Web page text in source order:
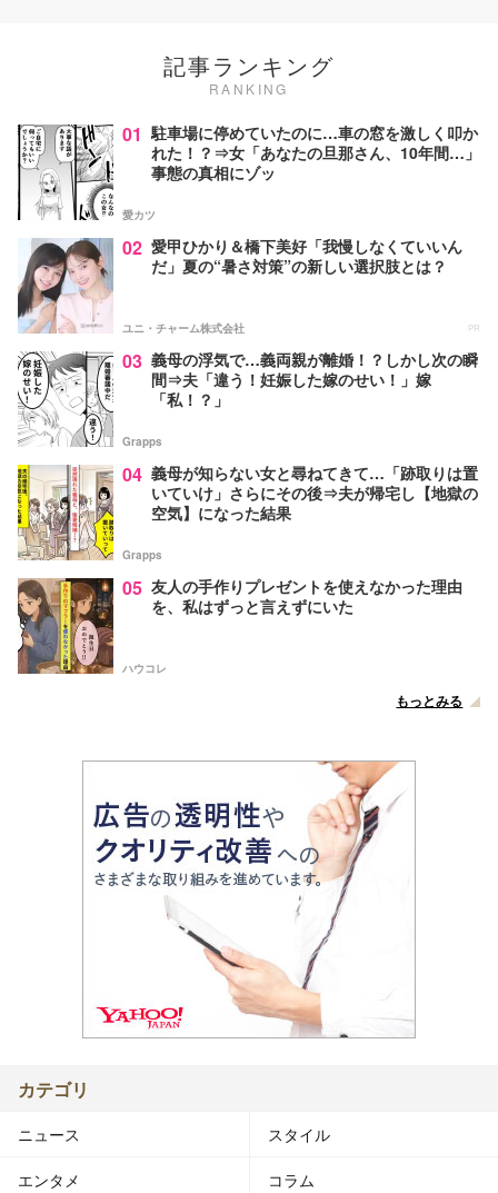
記事ランキング
RANKING
01 駐車場に停めていたのに…車の窓を激しく叩か
れた！？⇒女「あなたの旦那さん、10年間…」
事態の真相にゾッ
愛カツ
02 愛甲ひかり＆橋下美好「我慢しなくていいん
だ」夏の“暑さ対策”の新しい選択肢とは？
ユニ・チャーム株式会社 PR
03 義母の浮気で…義両親が離婚！？しかし次の瞬
間⇒夫「違う！妊娠した嫁のせい！」嫁
「私！？」
Grapps
04 義母が知らない女と尋ねてきて…「跡取りは置
いていけ」さらにその後⇒夫が帰宅し【地獄の
空気】になった結果
Grapps
05 友人の手作りプレゼントを使えなかった理由
を、私はずっと言えずにいた
ハウコレ
もっとみる
カテゴリ
ニュース スタイル
エンタメ コラム